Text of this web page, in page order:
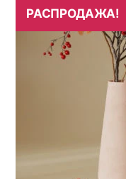
РАСПРОДАЖА!